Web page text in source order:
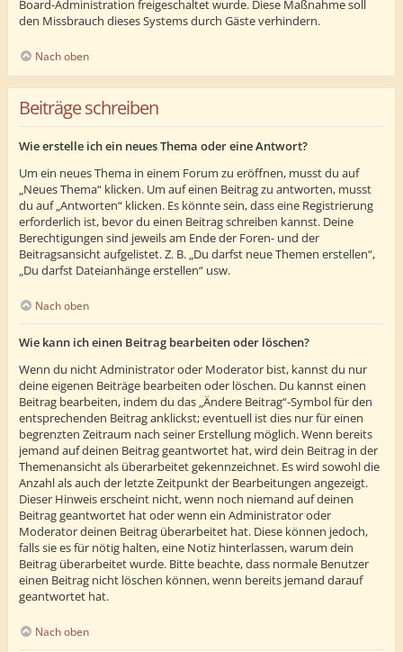
Board-Administration freigeschaltet wurde. Diese Maßnahme soll
den Missbrauch dieses Systems durch Gäste verhindern.
Nach oben
Beiträge schreiben
Wie erstelle ich ein neues Thema oder eine Antwort?
Um ein neues Thema in einem Forum zu eröffnen, musst du auf
„Neues Thema“ klicken. Um auf einen Beitrag zu antworten, musst
du auf „Antworten“ klicken. Es könnte sein, dass eine Registrierung
erforderlich ist, bevor du einen Beitrag schreiben kannst. Deine
Berechtigungen sind jeweils am Ende der Foren- und der
Beitragsansicht aufgelistet. Z. B. „Du darfst neue Themen erstellen“,
„Du darfst Dateianhänge erstellen“ usw.
Nach oben
Wie kann ich einen Beitrag bearbeiten oder löschen?
Wenn du nicht Administrator oder Moderator bist, kannst du nur
deine eigenen Beiträge bearbeiten oder löschen. Du kannst einen
Beitrag bearbeiten, indem du das „Ändere Beitrag“-Symbol für den
entsprechenden Beitrag anklickst; eventuell ist dies nur für einen
begrenzten Zeitraum nach seiner Erstellung möglich. Wenn bereits
jemand auf deinen Beitrag geantwortet hat, wird dein Beitrag in der
Themenansicht als überarbeitet gekennzeichnet. Es wird sowohl die
Anzahl als auch der letzte Zeitpunkt der Bearbeitungen angezeigt.
Dieser Hinweis erscheint nicht, wenn noch niemand auf deinen
Beitrag geantwortet hat oder wenn ein Administrator oder
Moderator deinen Beitrag überarbeitet hat. Diese können jedoch,
falls sie es für nötig halten, eine Notiz hinterlassen, warum dein
Beitrag überarbeitet wurde. Bitte beachte, dass normale Benutzer
einen Beitrag nicht löschen können, wenn bereits jemand darauf
geantwortet hat.
Nach oben